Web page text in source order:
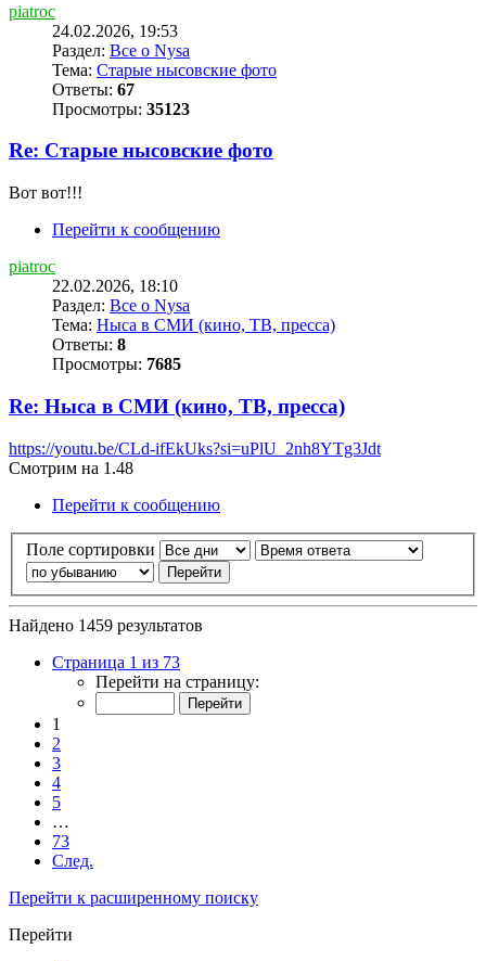
piatroc
24.02.2026, 19:53
Раздел: Все о Nysa
Тема: Старые нысовские фото
Ответы: 67
Просмотры: 35123
Re: Старые нысовские фото
Вот вот!!!
Перейти к сообщению
piatroc
22.02.2026, 18:10
Раздел: Все о Nysa
Тема: Ныса в СМИ (кино, ТВ, пресса)
Ответы: 8
Просмотры: 7685
Re: Ныса в СМИ (кино, ТВ, пресса)
https://youtu.be/CLd-ifEkUks?si=uPlU_2nh8YTg3Jdt
Смотрим на 1.48
Перейти к сообщению
Поле сортировки
Найдено 1459 результатов
Страница 1 из 73
Перейти на страницу:
1
2
3
4
5
…
73
След.
Перейти к расширенному поиску
Перейти